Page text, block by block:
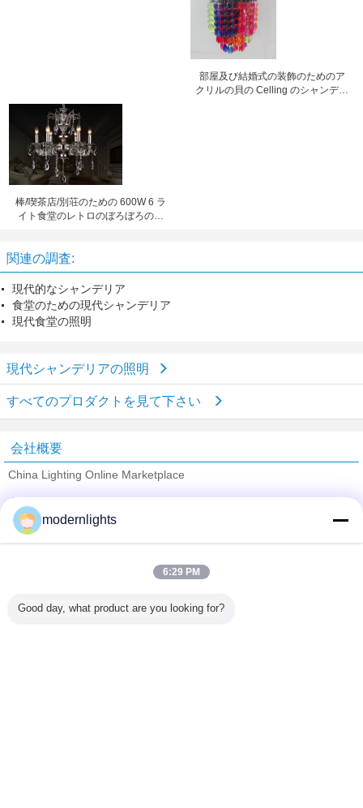
部屋及び結婚式の装飾のためのア
クリルの貝の Celling のシャンデリ
棒/喫茶店/別荘のための 600W 6 ラ
イト食堂のレトロのぼろぼろのシ
関連の調査:
現代的なシャンデリア
食堂のための現代シャンデリア
現代食堂の照明
現代シャンデリアの照明
すべてのプロダクトを見て下さい
会社概要
China Lighting Online Marketplace
Trust Seal
Verified Suplier
すべての製品
modernlights
6:29 PM
Good day, what product are you looking for?